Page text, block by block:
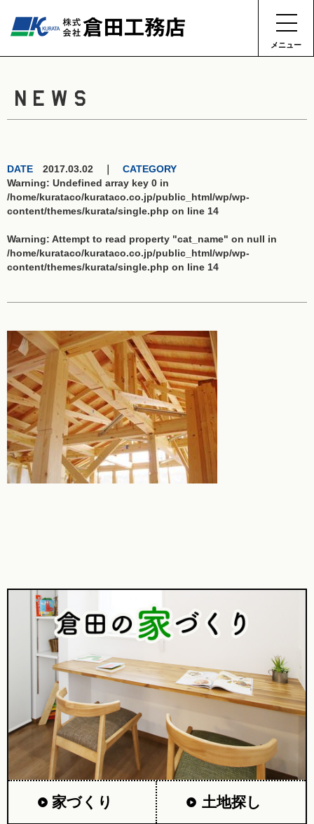
メニュー
NEWS
DATE 2017.03.02 ｜ CATEGORY
Warning: Undefined array key 0 in
/home/kurataco/kurataco.co.jp/public_html/wp/wp-
content/themes/kurata/single.php on line 14
Warning: Attempt to read property "cat_name" on null in
/home/kurataco/kurataco.co.jp/public_html/wp/wp-
content/themes/kurata/single.php on line 14
家づくり 土地探し